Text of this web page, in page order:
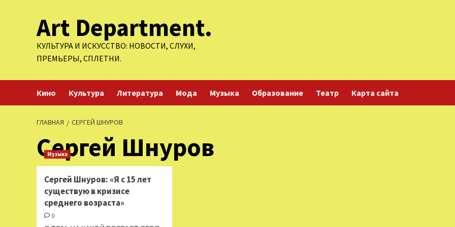
содержимомуArt Department.
КУЛЬТУРА И ИСКУССТВО: НОВОСТИ, СЛУХИ,
ПРЕМЬЕРЫ, СПЛЕТНИ.
Кино Культура Литература Мода Музыка Образование Театр Карта сайта
ГЛАВНАЯ СЕРГЕЙ ШНУРОВ
Сергей Шнуров
Музыка
Сергей Шнуров: «Я с 15 лет
существую в кризисе
среднего возраста»
0